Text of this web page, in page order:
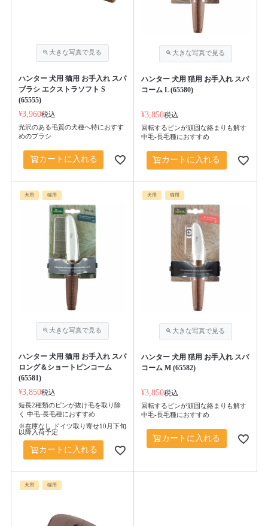
ハンター 犬用 猫用 お手入れ スパ
ブラシ エクストラソフト S
(65555)
¥3,960税込
光沢のある毛質の犬種へ特におすす
めのブラシ
カートに入れる
ハンター 犬用 猫用 お手入れ スパ
コーム L (65580)
¥3,850税込
回転するピンが頑固な絡まりも解す
中毛-長毛種におすすめ
カートに入れる
犬用 猫用
ハンター 犬用 猫用 お手入れ スパ
ロング＆ショートピンコーム
(65581)
¥3,850税込
短長2種類のピンが抜け毛を取り除
く 中毛-長毛種におすすめ
※在庫なし ドイツ取り寄せ10月下旬
以降入荷予定
カートに入れる
犬用 猫用
ハンター 犬用 猫用 お手入れ スパ
コーム M (65582)
¥3,850税込
回転するピンが頑固な絡まりも解す
中毛-長毛種におすすめ
カートに入れる
犬用 猫用